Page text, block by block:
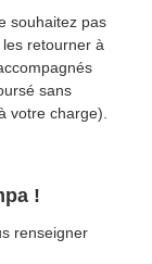
souhaitez pas
retourner à
sans
votre charge).
!
renseigner